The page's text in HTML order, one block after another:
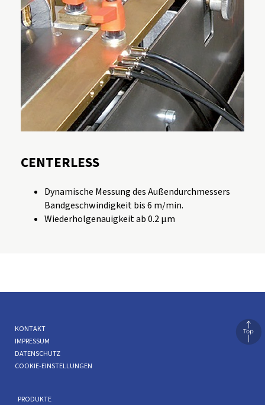
CENTERLESS
Dynamische Messung des Außendurchmessers
Bandgeschwindigkeit bis 6 m/min.
Wiederholgenauigkeit ab 0.2 µm
KONTAKT
IMPRESSUM
DATENSCHUTZ
COOKIE-EINSTELLUNGEN
PRODUKTE